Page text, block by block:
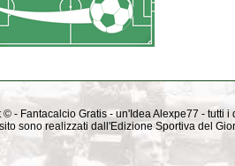
© - Fantacalcio Gratis - un'Idea Alexpe77 -
sito sono realizzati dall'Edizione Sportiva del